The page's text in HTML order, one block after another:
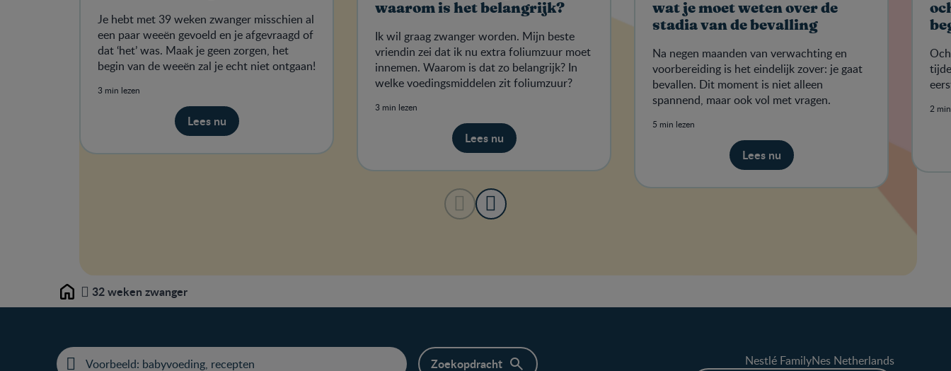
Je hebt met 39 weken zwanger misschien al
een paar weeën gevoeld en je afgevraagd of
dat ‘het’ was. Maak je geen zorgen, het
begin van de weeën zal je echt niet ontgaan!
3 min lezen
Lees nu
waarom is het belangrijk?
Ik wil graag zwanger worden. Mijn beste
vriendin zei dat ik nu extra foliumzuur moet
innemen. Waarom is dat zo belangrijk? In
welke voedingsmiddelen zit foliumzuur?
3 min lezen
Lees nu
wat je moet weten over de
stadia van de bevalling
Na negen maanden van verwachting en
voorbereiding is het eindelijk zover: je gaat
bevallen. Dit moment is niet alleen
spannend, maar ook vol met vragen.
5 min lezen
Lees nu
2
Home 32 weken zwanger
Nestlé FamilyNes Netherlands